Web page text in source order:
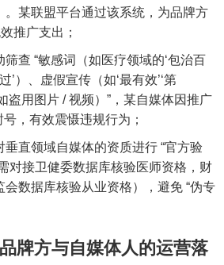
。某联盟平台通过该系统，为品牌方
推广支出；
筛查 “敏感词（如医疗领域的‘包治百
’）、虚假宣传（如‘最有效’‘第
盗用图片 / 视频）”，某自媒体因推广
号，有效震慑违规行为；
垂直领域自媒体的资质进行 “官方验
对接卫健委数据库核验医师资格，财
数据库核验从业资格），避免 “伪专
牌方与自媒体人的运营落